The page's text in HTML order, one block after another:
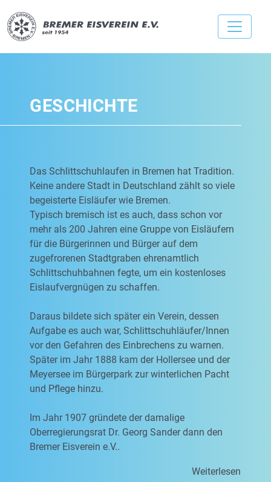
GESCHICHTE
Das Schlittschuhlaufen in Bremen hat Tradition.
Keine andere Stadt in Deutschland zählt so viele
begeisterte Eisläufer wie Bremen.
Typisch bremisch ist es auch, dass schon vor
mehr als 200 Jahren eine Gruppe von Eisläufern
für die Bürgerinnen und Bürger auf dem
zugefrorenen Stadtgraben ehrenamtlich
Schlittschuhbahnen fegte, um ein kostenloses
Eislaufvergnügen zu schaffen.
Daraus bildete sich später ein Verein, dessen
Aufgabe es auch war, Schlittschuhläufer/Innen
vor den Gefahren des Einbrechens zu warnen.
Später im Jahr 1888 kam der Hollersee und der
Meyersee im Bürgerpark zur winterlichen Pacht
und Pflege hinzu.
Im Jahr 1907 gründete der damalige
Oberregierungsrat Dr. Georg Sander dann den
Bremer Eisverein e.V..
Weiterlesen